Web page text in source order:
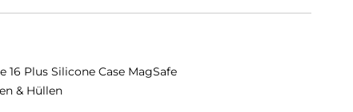
16 Plus Silicone Case MagSafe
& Hüllen